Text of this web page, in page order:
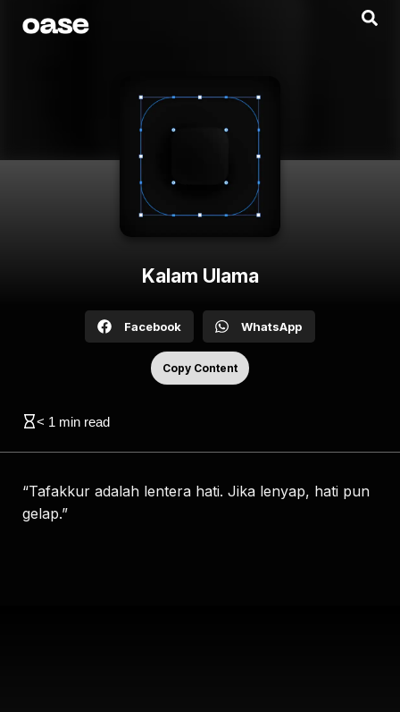
Kalam Ulama
Facebook WhatsApp
Copy Content
< 1 min read
“Tafakkur adalah lentera hati. Jika lenyap, hati pun
gelap.”